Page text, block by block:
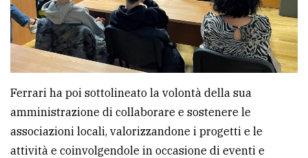
Ferrari ha poi sottolineato la volontà della sua
amministrazione di collaborare e sostenere le
associazioni locali, valorizzandone i progetti e le
attività e coinvolgendole in occasione di eventi e